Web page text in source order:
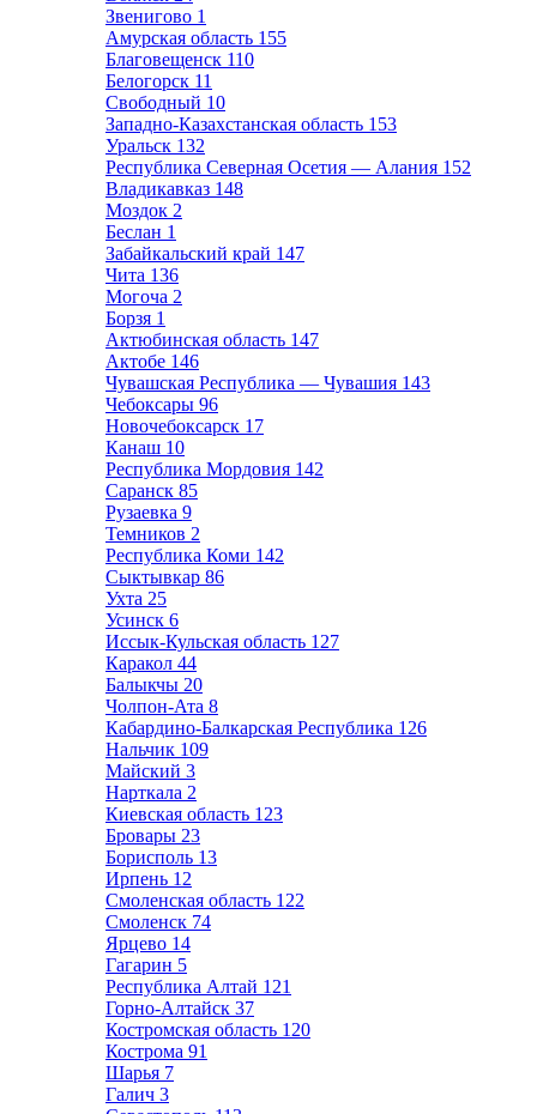
Звенигово 1
Амурская область 155
Благовещенск 110
Белогорск 11
Свободный 10
Западно-Казахстанская область 153
Уральск 132
Республика Северная Осетия — Алания 152
Владикавказ 148
Моздок 2
Беслан 1
Забайкальский край 147
Чита 136
Могоча 2
Борзя 1
Актюбинская область 147
Актобе 146
Чувашская Республика — Чувашия 143
Чебоксары 96
Новочебоксарск 17
Канаш 10
Республика Мордовия 142
Саранск 85
Рузаевка 9
Темников 2
Республика Коми 142
Сыктывкар 86
Ухта 25
Усинск 6
Иссык-Кульская область 127
Каракол 44
Балыкчы 20
Чолпон-Ата 8
Кабардино-Балкарская Республика 126
Нальчик 109
Майский 3
Нарткала 2
Киевская область 123
Бровары 23
Борисполь 13
Ирпень 12
Смоленская область 122
Смоленск 74
Ярцево 14
Гагарин 5
Республика Алтай 121
Горно-Алтайск 37
Костромская область 120
Кострома 91
Шарья 7
Галич 3